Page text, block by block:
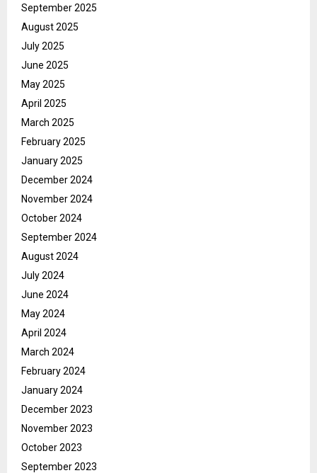
September 2025
August 2025
July 2025
June 2025
May 2025
April 2025
March 2025
February 2025
January 2025
December 2024
November 2024
October 2024
September 2024
August 2024
July 2024
June 2024
May 2024
April 2024
March 2024
February 2024
January 2024
December 2023
November 2023
October 2023
September 2023